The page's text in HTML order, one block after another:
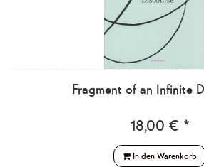
Fragment of an Infinite
18,00 € *
In den Warenkorb